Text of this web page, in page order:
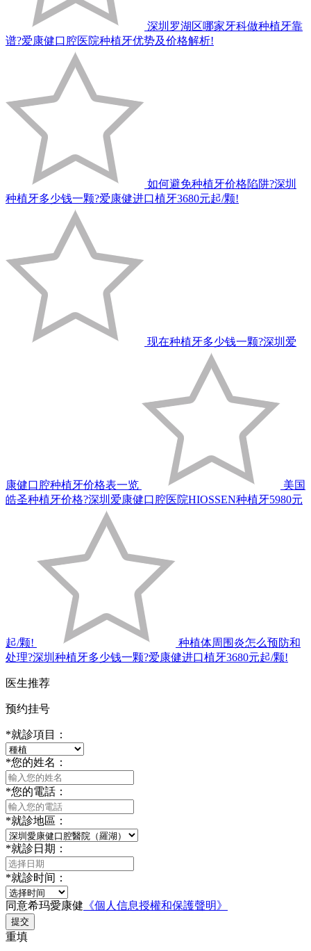
深圳罗湖区哪家牙科做种植牙靠
谱?爱康健口腔医院种植牙优势及价格解析!
如何避免种植牙价格陷阱?深圳
种植牙多少钱一颗?爱康健进口植牙3680元起/颗!
现在种植牙多少钱一颗?深圳爱
康健口腔种植牙价格表一览
美国
皓圣种植牙价格?深圳爱康健口腔医院HIOSSEN种植牙5980元
起/颗!
种植体周围炎怎么预防和
处理?深圳种植牙多少钱一颗?爱康健进口植牙3680元起/颗!
医生推荐
预约挂号
*就診項目：
*您的姓名：
*您的電話：
*就診地區：
*就診日期：
*就診时间：
同意希玛愛康健 《個人信息授權和保護聲明》
提交
重填